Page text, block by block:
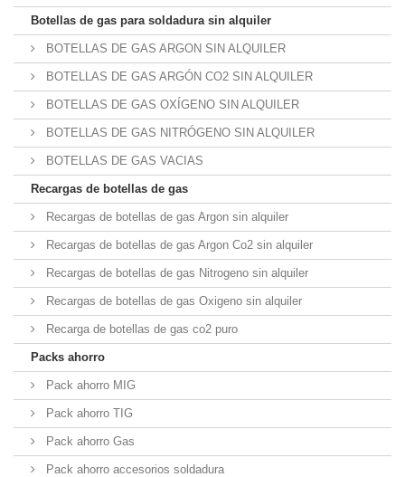
Botellas de gas para soldadura sin alquiler
BOTELLAS DE GAS ARGON SIN ALQUILER
BOTELLAS DE GAS ARGÓN CO2 SIN ALQUILER
BOTELLAS DE GAS OXÍGENO SIN ALQUILER
BOTELLAS DE GAS NITRÓGENO SIN ALQUILER
BOTELLAS DE GAS VACIAS
Recargas de botellas de gas
Recargas de botellas de gas Argon sin alquiler
Recargas de botellas de gas Argon Co2 sin alquiler
Recargas de botellas de gas Nitrogeno sin alquiler
Recargas de botellas de gas Oxigeno sin alquiler
Recarga de botellas de gas co2 puro
Packs ahorro
Pack ahorro MIG
Pack ahorro TIG
Pack ahorro Gas
Pack ahorro accesorios soldadura